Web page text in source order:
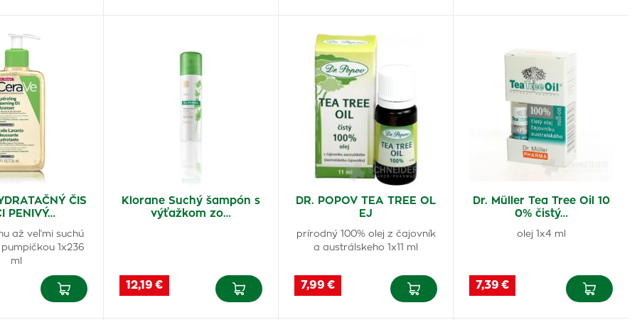
ČIS
PENIVÝ…
až veľmi suchú
1x236
ml
Klorane Suchý šampón s
výťažkom zo…
12,19 €
DR. POPOV TEA TREE OL
EJ
prírodný 100% olej z čajovník
a austrálskeho 1x11 ml
7,99 €
Dr. Müller Tea Tree Oil 10
0% čistý…
olej 1x4 ml
7,39 €